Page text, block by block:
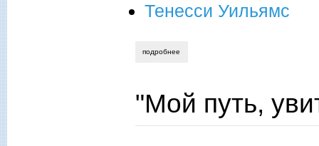
Тенесси Уильямс
подробнее
"Мой путь,